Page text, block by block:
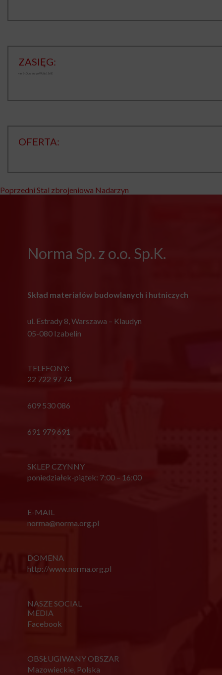
ZASIĘG:
var6-tOUrasYaycrWU0p15s8E
OFERTA:
Nawigacja
Poprzedni Poprzedni
Stal zbrojeniowa Nadarzyn
Norma Sp. z o.o. Sp.K.
Skład materiałów budowlanych i hutniczych
ul. Estrady 8, Warszawa – Klaudyn
05-080 Izabelin
TELEFONY:
22 722 97 74
609 530 086
691 979 691
SKLEP CZYNNY
poniedziałek-piątek: 7:00 – 16:00
E-MAIL
norma@norma.org.pl
DOMENA
http://www.norma.org.pl
NASZE SOCIAL
MEDIA
Facebook
OBSŁUGIWANY OBSZAR
Mazowieckie, Polska